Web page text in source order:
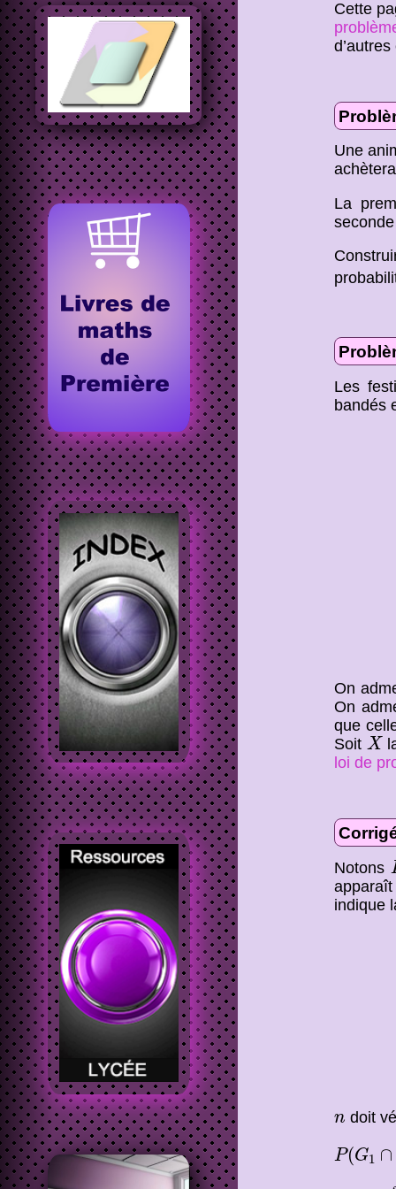
Cette
Une
La
Les
bandés
On
On
que
Soit X
X
loi de
Notons
apparaît
indique
n
n doit
P(G1 ∩
P(G1 ∩